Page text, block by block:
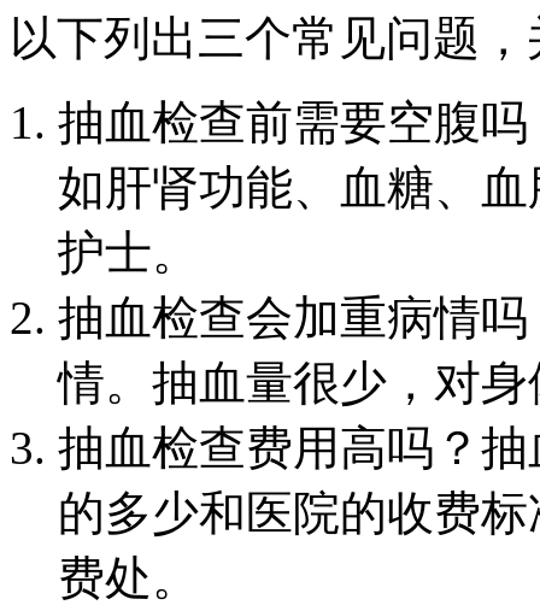
以下列出三个常见问题
抽血检查前需要空腹
如肝肾功能、血糖、
护士。
抽血检查会加重病情
情。抽血量很少，对
抽血检查费用高吗？
的多少和医院的收费
费处。